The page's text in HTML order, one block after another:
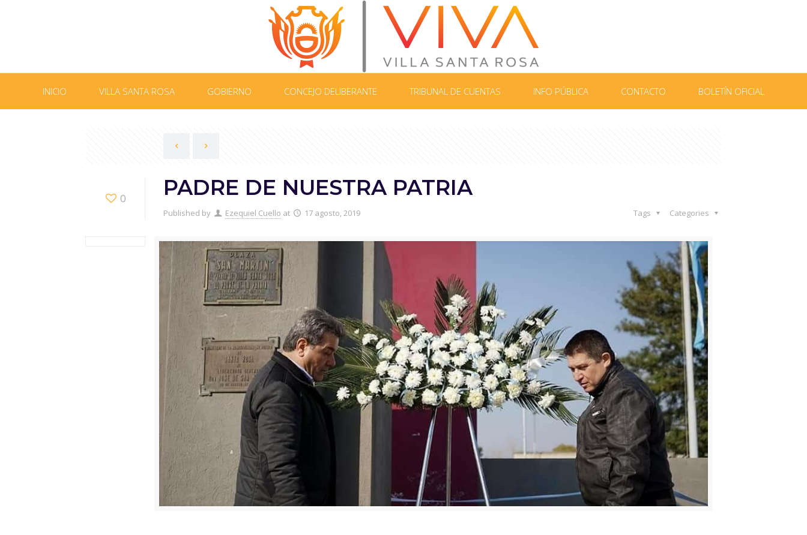
INICIO VILLA SANTA ROSA GOBIERNO CONCEJO DELIBERANTE TRIBUNAL DE CUENTAS INFO PÚBLICA CONTACTO BOLETÍN OFICIAL
0 PADRE DE NUESTRA PATRIA
Published by Ezequiel Cuello at 17 agosto, 2019 Categories
Tags